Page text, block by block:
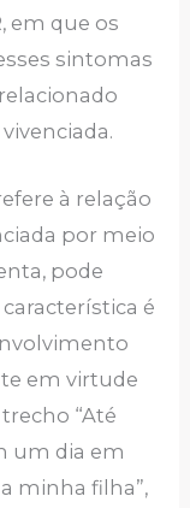
em que os
sintomas
à relação
por meio
pode
característica é
em virtude
“Até
um dia em
minha filha”,